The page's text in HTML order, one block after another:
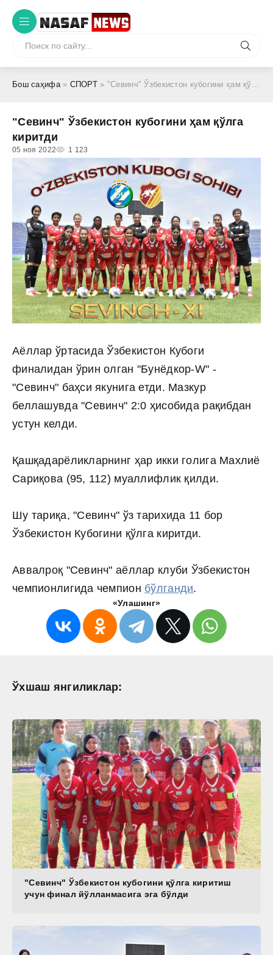
Бош саҳифа» СПОРТ » "Севинч" Ўзбекистон кубогини ҳам қўлга киритди
"Севинч" Ўзбекистон кубогини ҳам қўлга
киритди
05 ноя 2022 1 123
Аёллар ўртасида Ўзбекистон Кубоги
финалидан ўрин олган "Бунёдкор-W" -
"Севинч" баҳси якунига етди. Мазкур
беллашувда "Севинч" 2:0 ҳисобида рақибдан
устун келди.
Қашқадарёликларнинг ҳар икки голига Махлиё
Сариқова (95, 112) муаллифлик қилди.
Шу тариқа, "Севинч" ўз тарихида 11 бор
Ўзбекистон Кубогини қўлга киритди.
Аввалроқ "Севинч" аёллар клуби Ўзбекистон
чемпионлигида чемпион бўлганди.
«Улашинг»
Ўхшаш янгиликлар:
"Севинч" Ўзбекистон кубогини қўлга киритиш
учун финал йўлланмасига эга бўлди